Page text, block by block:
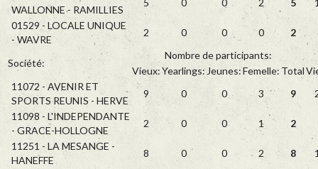
WALLONNE - RAMILLIES
5 0 0 2 5
01529 - LOCALE UNIQUE
- WAVRE
2 0 0 0 2
Société:
Nombre de participants:
Vieux:Yearlings: Jeunes:Femelle: Total
11072 - AVENIR ET
SPORTS REUNIS - HERVE
9 0 0 3 9
11098 - L'INDEPENDANTE
- GRACE-HOLLOGNE
2 0 0 1 2
11251 - LA MESANGE -
HANEFFE
8 0 0 2 8